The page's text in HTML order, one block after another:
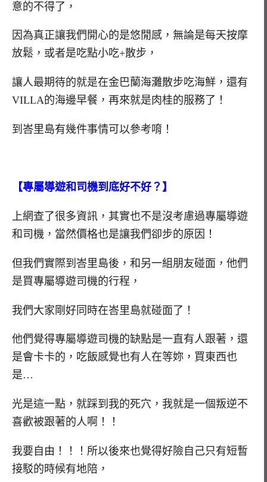
意的不得了，
因為真正讓我們開心的是悠閒感，無論是每天按摩
放鬆，或者是吃點小吃+散步，
讓人最期待的就是在金巴蘭海灘散步吃海鮮，還有
VILLA的海邊早餐，再來就是肉桂的服務了！
到峇里島有幾件事情可以參考唷！
【專屬導遊和司機到底好不好？】
上網查了很多資訊，其實也不是沒考慮過專屬導遊
和司機，當然價格也是讓我們卻步的原因！
但我們實際到峇里島後，和另一組朋友碰面，他們
是買專屬導遊司機的行程，
我們大家剛好同時在峇里島就碰面了！
他們覺得專屬導遊司機的缺點是一直有人跟著，還
是會卡卡的，吃飯感覺也有人在等妳，買東西也
是…
光是這一點，就踩到我的死穴，我就是一個叛逆不
喜歡被跟著的人啊！！
我要自由！！！所以後來也覺得好險自己只有短暫
接駁的時候有地陪，